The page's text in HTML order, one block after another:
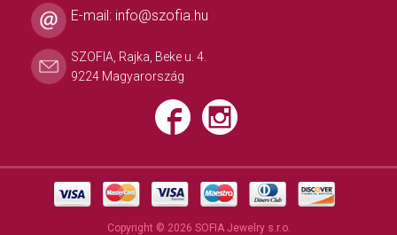
E-mail: info@szofia.hu
SZOFIA, Rajka, Beke u. 4.
9224 Magyarország
Copyright © 2026 SOFIA Jewelry s.r.o.